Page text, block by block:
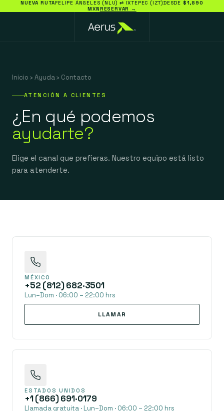
NUEVA RUTAFELIPE ÁNGELES (NLU) ⇄ IXTEPEC (IZT)DESDE $1,890
MXNRESERVAR →
Inicio › Ayuda› Contacto
ATENCIÓN A CLIENTES
¿En qué podemos
ayudarte?
Elige el canal que prefieras. Nuestro equipo está listo
para atenderte.
MÉXICO
+52 (812) 682·3501
Lun–Dom · 06:00 – 22:00 hrs
LLAMAR
ESTADOS UNIDOS
+1 (866) 691·0179
Llamada gratuita · Lun–Dom · 06:00 – 22:00 hrs